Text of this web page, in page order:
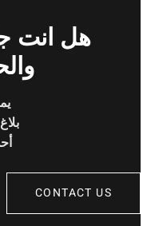
هل انت
CONTACT US